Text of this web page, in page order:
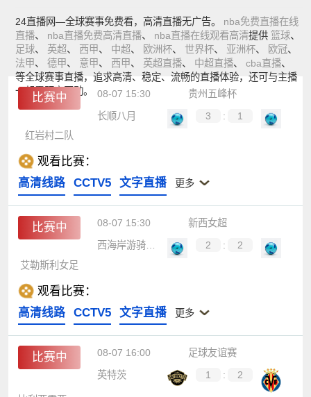
24直播网—全球赛事免费看，高清直播无广告。 nba免费直播在线
直播、 nba直播免费高清直播、 nba直播在线观看高清提供 篮球、
足球、 英超、 西甲、 中超、 欧洲杯、 世界杯、 亚洲杯、 欧冠、
法甲、 德甲、 意甲、 西甲、 英超直播、 中超直播、 cba直播、
等全球赛事直播，追求高清、稳定、流畅的直播体验，还可与主播
一起零距离互动。
比赛中 08-07 15:30
贵州五峰杯
长顺八月
3 :
1
红岩村二队
观看比赛：
高清线路
CCTV5 文字直播 更多
比赛中 08-07 15:30
新西女超
西海岸游骑兵女足
2 :
2
艾勒斯利女足
观看比赛：
高清线路
CCTV5 文字直播 更多
比赛中 08-07 16:00
足球友谊赛
英特茨
1 : 2